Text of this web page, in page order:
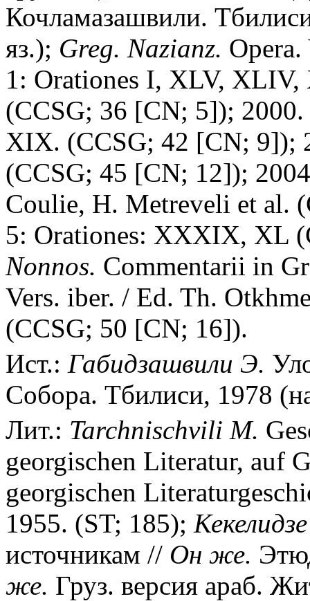
Кочламазашвили.
яз.); Greg. Nazianz.
1: Оrationes I, XLV,
(CCSG; 36 [CN; 5]);
XIX. (CCSG; 42 [CN;
(CCSG; 45 [CN; 12]);
Coulie, H. Metreveli et al.
5: Оrationes: XXXIX, XL
Nonnos. Commentarii in
Vers. iber. / Ed. Th.
(CCSG; 50 [CN; 16]).
Ист.: Габидзашвили Э.
Собора. Тбилиси, 1978
Лит.: Tarchnischvili M.
georgischen Literatur, auf
georgischen
1955. (ST; 185);
источникам // Он же.
же. Груз. версия араб.